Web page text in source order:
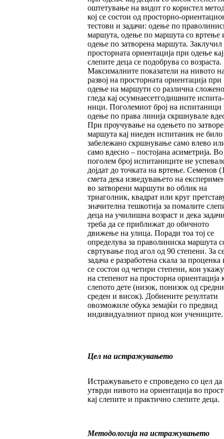
оштетување на видот го користел
кој се состои од просторно-
тес­то­ви и задачи: одење по
маршу­та, одење по маршута со вртење
одење по затворена маршута. Заклучил
просторната ориентација при одење кај
слепите деца се подобрува со возраста.
Максималните показа­те­ли на нивото
развој на просторната ориен­та­ција при
одење на маршути со различна
гледа кај осумнаесетгодишните испи­та­
ници. Поголемиот број на испитаници
одење по права линија скршнувале
При проучување на одењето по
маршута кај ниеден испитаник не било
забележано скрш­­нување само влево
само вдесно – пос­то­јана асиметрија. Во
поголем број испитани­ци­те не
дојдат до точката на вр­тење. Семенов
смета дека изведувањето на
во затворени маршути во облик на
триаголник, квадрат или круг
значителна тешкотија за помалите
деца на училишна возраст и дека
треба да се приближат до обичното
движење на улица. П­о­ра­ди тоа тој се
определува за праволиниска маршута
свртување под агол од 90 степени. За
задача е разработена скала за процен­ка
се состои од четири степени, кои
на степенот на просторна ориентација
слепото дете (низок, понизок од
сре­ден и висок). Добиените резултати
овозможиле обука земајќи го предвид
индивидуалниот при­од кон учениците.
Цел на истражувањето
Истражувањето е спроведено со цел да
утвр­ди нивото на ориентација во
кај сле­пи­те и практично слепите деца.
Методологија на истражувањето